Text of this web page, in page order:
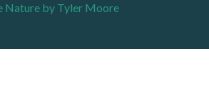
Nature by Tyler Moore